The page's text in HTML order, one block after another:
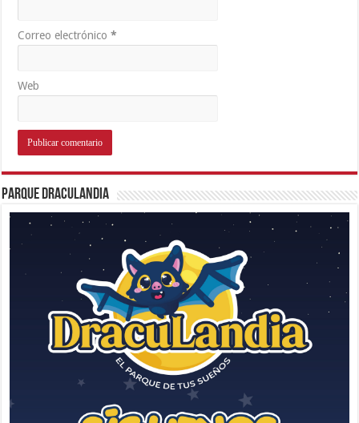
Correo electrónico*
Web
Parque Draculandia